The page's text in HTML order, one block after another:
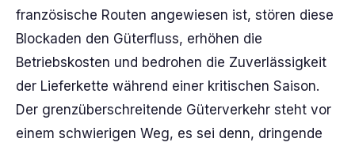
französische Routen angewiesen ist, stören diese
Blockaden den Güterfluss, erhöhen die
Betriebskosten und bedrohen die Zuverlässigkeit
der Lieferkette während einer kritischen Saison.
Der grenzüberschreitende Güterverkehr steht vor
einem schwierigen Weg, es sei denn, dringende